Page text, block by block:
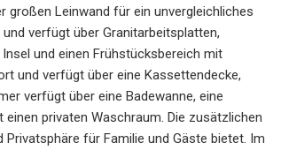
großen Leinwand für ein unvergleichliches
verfügt über Granitarbeitsplatten,
und einen Frühstücksbereich mit
und verfügt über eine Kassettendecke,
verfügt über eine Badewanne, eine
privaten Waschraum. Die zusätzlichen
für Familie und Gäste bietet. Im